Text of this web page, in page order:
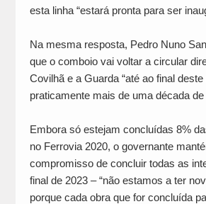
esta linha “estará pronta para ser
Na mesma resposta, Pedro Nuno
que o comboio vai voltar a circular
Covilhã e a Guarda “até ao final deste
praticamente mais de uma década de
Embora só estejam concluídas 8%
no Ferrovia 2020, o governante
compromisso de concluir todas as
final de 2023 – “não estamos a ter
porque cada obra que for concluída